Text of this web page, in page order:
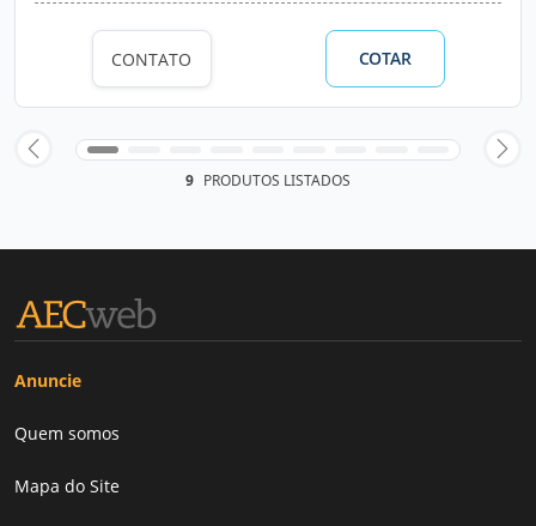
CONTATO COTAR
9 PRODUTOS LISTADOS
Anuncie
Quem somos
Mapa do Site